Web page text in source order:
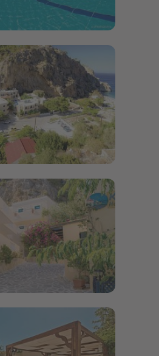
öffnen
Bildergalerie öffnen